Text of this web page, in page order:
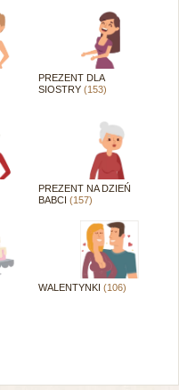
PREZENT DLA
SIOSTRY(153)
PREZENT NA DZIEŃ
BABCI(157)
WALENTYNKI(106)